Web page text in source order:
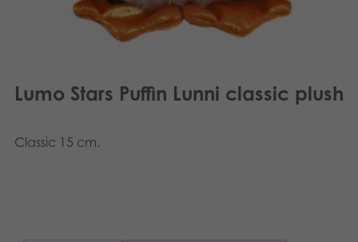
Lumo Stars Puffin Lunni classic plush
Classic 15 cm.